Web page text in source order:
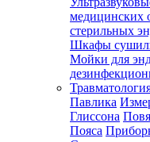
медицинских
стерильных
Шкафы
Мойки для
Павлика
Глиссона
Пояса